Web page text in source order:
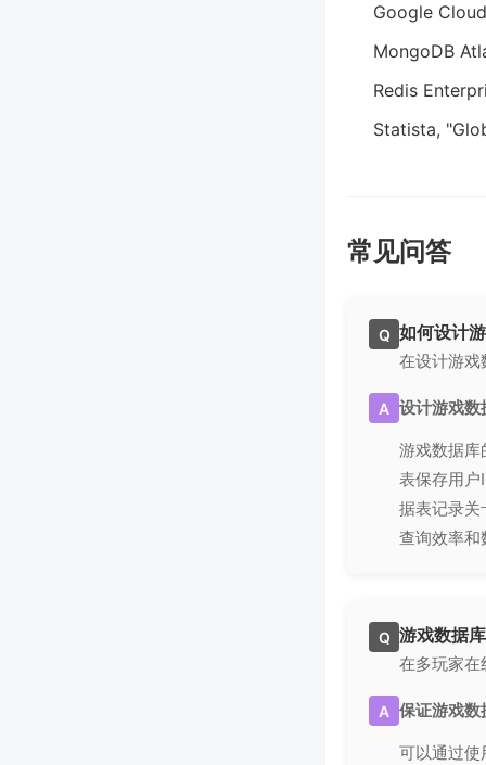
Google
MongoDB
Redis
Statista,
常见问答
Q 如何设计
在设计游戏
A 设计游戏数
游戏数据库
表保存用户
据表记录关
查询效率和
Q 游戏数据
在多玩家在
A 保证游戏数
可以通过使